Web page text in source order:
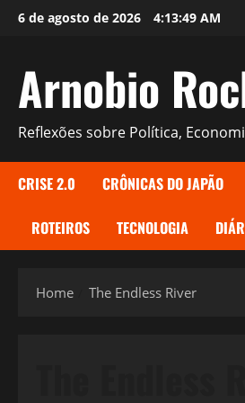
Skip6 de agosto de 2026 4:13:50 AM
Arnobio
Reflexões sobre Política,
CRISE 2.0 CRÔNICAS DO JAPÃO
ROTEIROS TECNOLOGIA
Home The Endless River